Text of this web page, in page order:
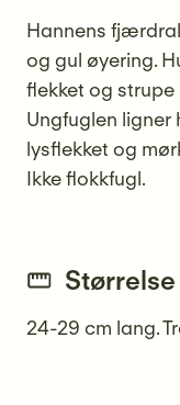
Hannens
og gul øyering.
flekket og strupe
Ungfuglen ligner
lysflekket og
Ikke flokkfugl.
Størrelse
24-29 cm lang.